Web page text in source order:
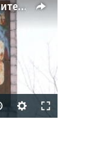
Как живет город, который его жители никогда не видели. Неизвестная Россия